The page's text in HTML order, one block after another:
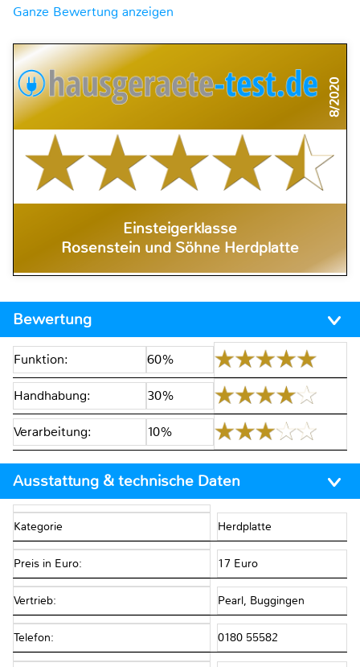
Ganze Bewertung anzeigen
8/2020
Einsteigerklasse
Rosenstein und Söhne Herdplatte
Bewertung
Funktion: 60%
Handhabung: 30%
Verarbeitung: 10%
Ausstattung & technische Daten
Kategorie Herdplatte
Preis in Euro: 17 Euro
Vertrieb: Pearl, Buggingen
Telefon: 0180 55582